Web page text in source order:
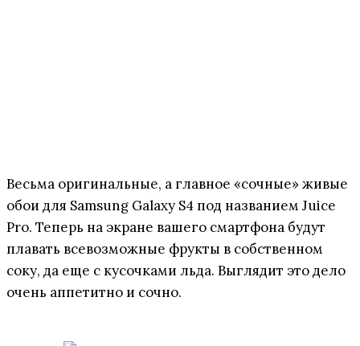
Весьма оригинальные, а главное «сочные» живые
обои для Samsung Galaxy S4 под названием Juice
Pro. Теперь на экране вашего смартфона будут
плавать всевозможные фрукты в собственном
соку, да еще с кусочками льда. Выглядит это дело
очень аппетитно и сочно.